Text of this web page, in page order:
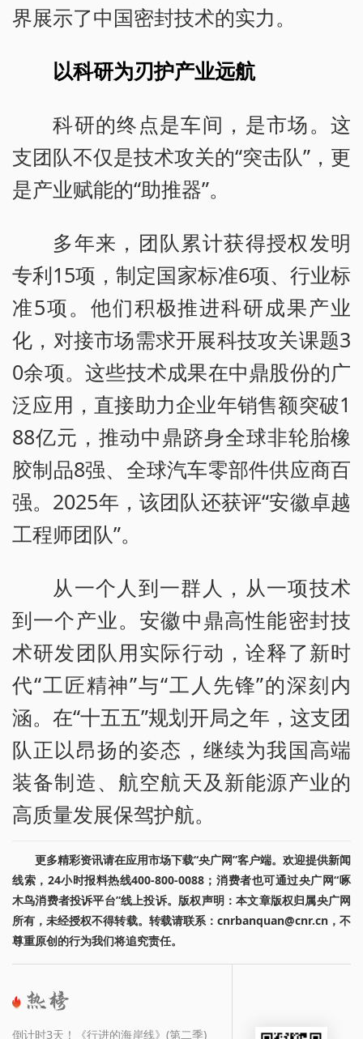
界展示了中国密封技术的实力。
以科研为刃护产业远航
科研的终点是车间，是市场。这
支团队不仅是技术攻关的“突击队”，更
是产业赋能的“助推器”。
多年来，团队累计获得授权发明
专利15项，制定国家标准6项、行业标
准5项。他们积极推进科研成果产业
化，对接市场需求开展科技攻关课题3
0余项。这些技术成果在中鼎股份的广
泛应用，直接助力企业年销售额突破1
88亿元，推动中鼎跻身全球非轮胎橡
胶制品8强、全球汽车零部件供应商百
强。2025年，该团队还获评“安徽卓越
工程师团队”。
从一个人到一群人，从一项技术
到一个产业。安徽中鼎高性能密封技
术研发团队用实际行动，诠释了新时
代“工匠精神”与“工人先锋”的深刻内
涵。在“十五五”规划开局之年，这支团
队正以昂扬的姿态，继续为我国高端
装备制造、航空航天及新能源产业的
高质量发展保驾护航。
更多精彩资讯请在应用市场下载“央广网”客户端。欢迎提供新闻
线索，24小时报料热线400-800-0088；消费者也可通过央广网“啄
木鸟消费者投诉平台”线上投诉。版权声明：本文章版权归属央广网
所有，未经授权不得转载。转载请联系：cnrbanquan@cnr.cn，不
尊重原创的行为我们将追究责任。
倒计时3天！《行进的海岸线》(第二季)